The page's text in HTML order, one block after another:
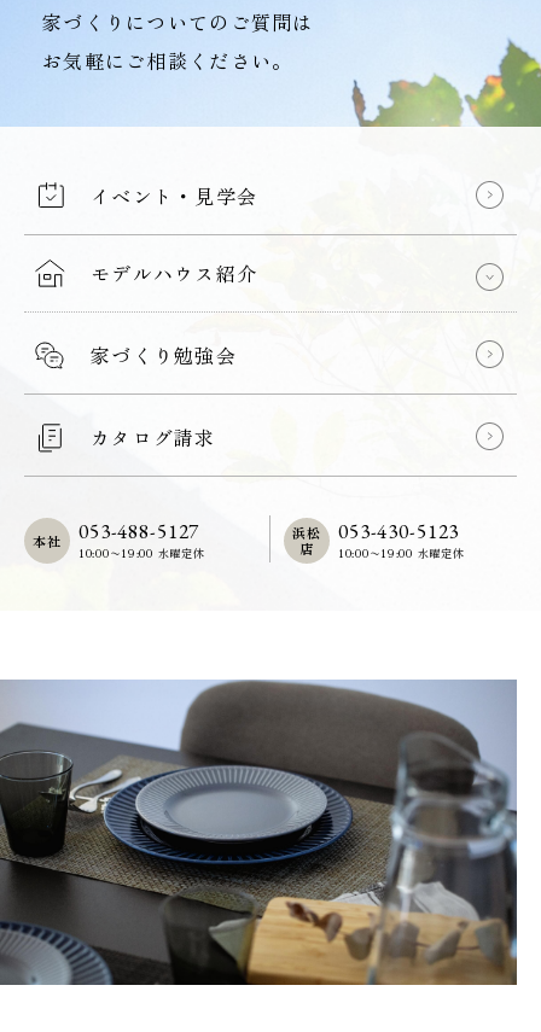
家づくりについてのご質問は
お気軽にご相談ください。
イベント・見学会
モデルハウス紹介
家づくり勉強会
カタログ請求
053-488-5127
10:00〜19:00 水曜定休
本社 053-430-5123
10:00〜19:00 水曜定休
浜松
店